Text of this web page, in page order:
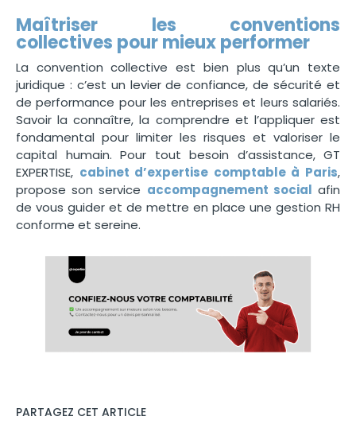
Maîtriser les conventions
collectives pour mieux performer
La convention collective est bien plus qu’un texte
juridique : c’est un levier de confiance, de sécurité et
de performance pour les entreprises et leurs salariés.
Savoir la connaître, la comprendre et l’appliquer est
fondamental pour limiter les risques et valoriser le
capital humain. Pour tout besoin d’assistance, GT
EXPERTISE, cabinet d’expertise comptable à Paris,
propose son service accompagnement social afin
de vous guider et de mettre en place une gestion RH
conforme et sereine.
PARTAGEZ CET ARTICLE